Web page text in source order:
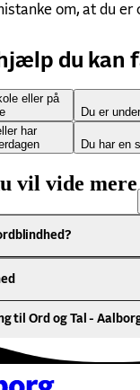
om, at du er
du kan
eller på
Du er
har
Du har en
vil vide mere
til Ord og Tal -